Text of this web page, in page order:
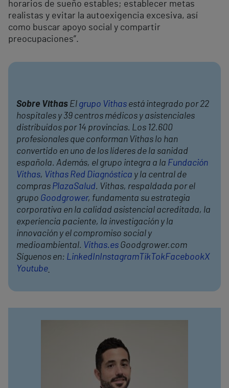
horarios de sueño estables; establecer metas
realistas y evitar la autoexigencia excesiva, así
como buscar apoyo social y compartir
preocupaciones”.
Sobre Vithas El grupo Vithas está integrado por 22
hospitales y 39 centros médicos y asistenciales
distribuidos por 14 provincias. Los 12.600
profesionales que conforman Vithas lo han
convertido en uno de los líderes de la sanidad
española. Además, el grupo integra a la Fundación
Vithas, Vithas Red Diagnóstica y la central de
compras PlazaSalud. Vithas, respaldada por el
grupo Goodgrower, fundamenta su estrategia
corporativa en la calidad asistencial acreditada, la
experiencia paciente, la investigación y la
innovación y el compromiso social y
medioambiental. Vithas.es Goodgrower.com
Síguenos en: LinkedInInstagram TikTokFacebookX
Youtube